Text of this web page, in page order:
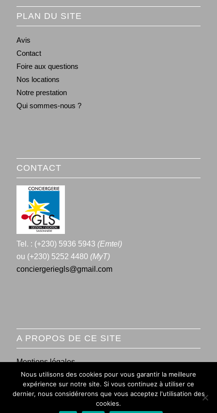
PLAN DU SITE
Avis
Contact
Foire aux questions
Nos locations
Notre prestation
Qui sommes-nous ?
CONTACT
Tel. : (+230) 5936 5943 (Emtel)
ou (+230) 5252 4480 (MyT)
conciergeriegls@gmail.com
A PROPOS DE CE SITE
Mentions légales
Conditions générales de vente
Nous utilisons des cookies pour vous garantir la meilleure
expérience sur notre site. Si vous continuez à utiliser ce
dernier, nous considérerons que vous acceptez l'utilisation des
cookies.